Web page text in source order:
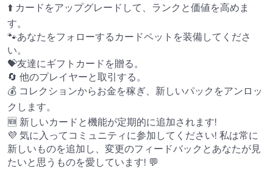
⬆️ カードをアップグレードして、ランクと価値を高めま
す。
🐾あなたをフォローするカードペットを装備してくださ
い。
💝友達にギフトカードを贈る。
🔄 他のプレイヤーと取引する。
💰 コレクションからお金を稼ぎ、新しいパックをアンロッ
クします。
🆕 新しいカードと機能が定期的に追加されます!
💜 気に入ってコミュニティに参加してください! 私は常に
新しいものを追加し、変更のフィードバックとあなたが見
たいと思うものを愛しています! 💬